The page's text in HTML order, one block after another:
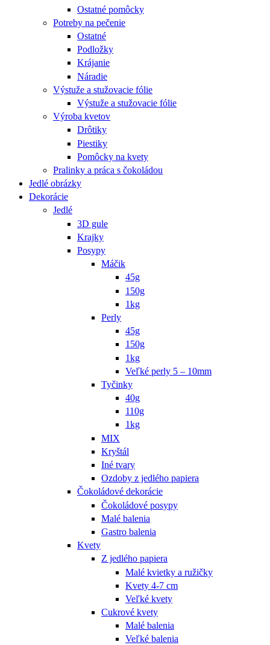
Ostatné pomôcky
Potreby na pečenie
Ostatné
Podložky
Krájanie
Náradie
Výstuže a stužovacie fólie
Výstuže a stužovacie fólie
Výroba kvetov
Drôtiky
Piestiky
Pomôcky na kvety
Pralinky a práca s čokoládou
Jedlé obrázky
Dekorácie
Jedlé
3D gule
Krajky
Posypy
Máčik
45g
150g
1kg
Perly
45g
150g
1kg
Veľké perly 5 – 10mm
Tyčinky
40g
110g
1kg
MIX
Kryštál
Iné tvary
Ozdoby z jedlého papiera
Čokoládové dekorácie
Čokoládové posypy
Malé balenia
Gastro balenia
Kvety
Z jedlého papiera
Malé kvietky a ružičky
Kvety 4-7 cm
Veľké kvety
Cukrové kvety
Malé balenia
Veľké balenia